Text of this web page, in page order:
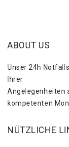
ABOUT US
Unser 24h
Ihrer
Angelegenheiten
kompetenten
NÜTZLICHE